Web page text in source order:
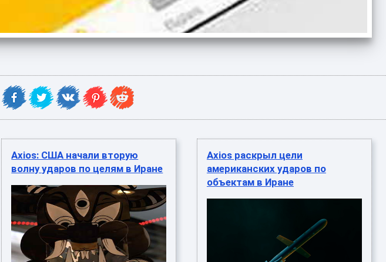
Axios: США начали вторую
волну ударов по целям в Иране
Axios раскрыл цели
американских ударов по
объектам в Иране